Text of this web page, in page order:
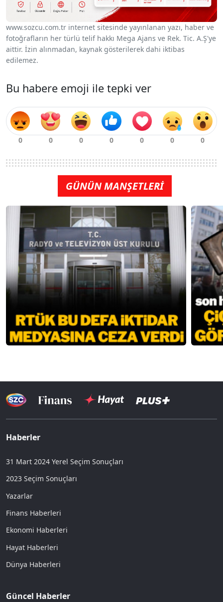
www.sozcu.com.tr internet sitesinde yayınlanan yazı, haber ve
fotoğrafların her türlü telif hakkı Mega Ajans ve Rek. Tic. A.Ş'ye
aittir. İzin alınmadan, kaynak gösterilerek dahi iktibas
edilemez.
Bu habere emoji ile tepki ver
GÜNÜN MANŞETLERİ
Haberler
31 Mart 2024 Yerel Seçim Sonuçları
2023 Seçim Sonuçları
Yazarlar
Finans Haberleri
Ekonomi Haberleri
Hayat Haberleri
Dünya Haberleri
Güncel Haberler